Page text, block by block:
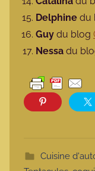
Delphine du
Guy du blog
Nessa du
Cuisine